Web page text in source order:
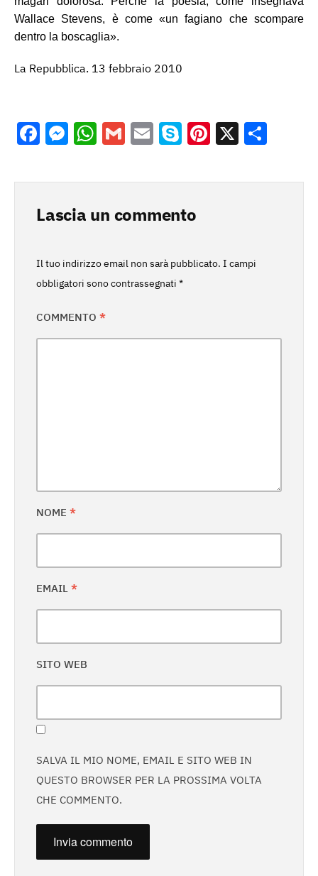
Wallace Stevens, è come «un fagiano che scompare
dentro la boscaglia».
La Repubblica. 13 febbraio 2010
Facebook
Messenger
WhatsApp
GmailEmailSkypePinterest
X
Lascia un commento
Il tuo indirizzo email non sarà pubblicato. I campi
obbligatori sono contrassegnati *
COMMENTO *
NOME *
EMAIL *
SITO WEB
SALVA IL MIO NOME, EMAIL E SITO WEB IN
QUESTO BROWSER PER LA PROSSIMA VOLTA
CHE COMMENTO.